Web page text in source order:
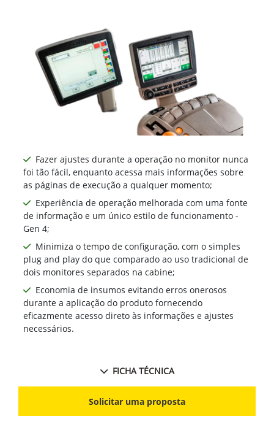
Fazer ajustes durante a operação no monitor nunca
foi tão fácil, enquanto acessa mais informações sobre
as páginas de execução a qualquer momento;
Experiência de operação melhorada com uma fonte
de informação e um único estilo de funcionamento -
Gen 4;
Minimiza o tempo de configuração, com o simples
plug and play do que comparado ao uso tradicional de
dois monitores separados na cabine;
Economia de insumos evitando erros onerosos
durante a aplicação do produto fornecendo
eficazmente acesso direto às informações e ajustes
necessários.
FICHA TÉCNICA
Solicitar uma proposta